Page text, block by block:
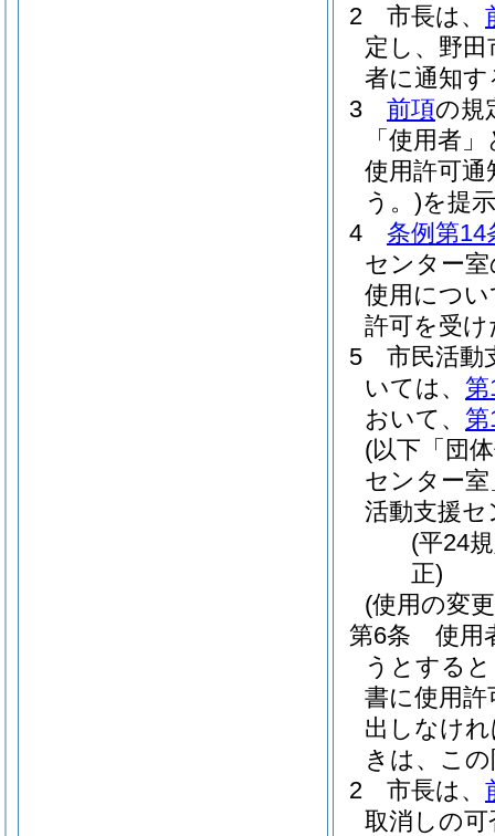
2
市長は、
定し、野田
者に通知
3
前項の規
「使用者
使用許可通
う。)を提
4
条例第14
センター
使用につ
許可を受
5
市民活動
いては、 第
おいて、 第
(以下「団
センター
活動支援
(平24
正)
(使用の変
第6条
使用
うとする
書に使用
出しなけ
きは、こ
2
市長は、
取消しの可